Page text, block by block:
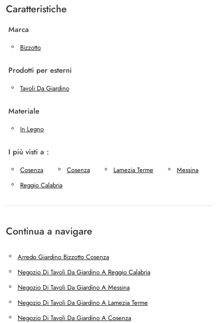
Caratteristiche
Marca
Bizzotto
Prodotti per esterni
Tavoli Da Giardino
Materiale
In Legno
I più visti a :
Cosenza Cosenza Lamezia Terme
Messina
Reggio Calabria
Continua a navigare
Arredo Giardino Bizzotto Cosenza
Negozio Di Tavoli Da Giardino A Reggio Calabria
Negozio Di Tavoli Da Giardino A Messina
Negozio Di Tavoli Da Giardino A Lamezia Terme
Negozio Di Tavoli Da Giardino A Cosenza